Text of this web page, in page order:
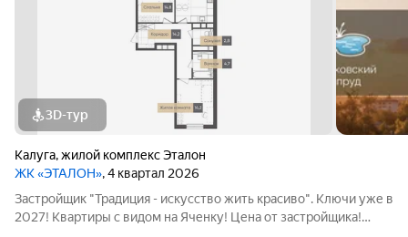
3D-тур
Калуга,жилой комплекс Эталон
ЖК «ЭТАЛОН», 4 квартал 2026
Застройщик "Традиция - искусство жить красиво". Ключи уже в
2027! Квартиры с видом на Яченку! Цена от застройщика!